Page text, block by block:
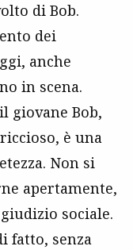
di Bob.
dei
anche
in scena.
giovane Bob,
è una
Non si
apertamente,
sociale.
fatto, senza